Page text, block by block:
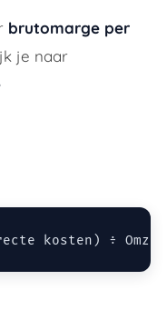
brutomarge per
je naar